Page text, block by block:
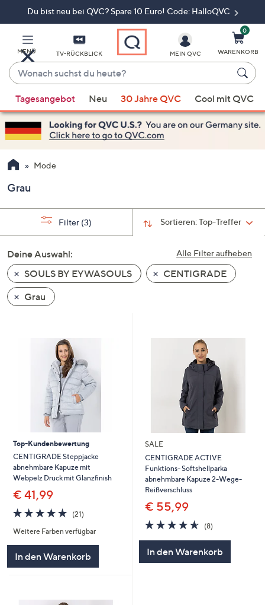
Du bist neu bei QVC? Spare 10 Euro! Code: HalloQVC
MENÜ TV-RÜCKBLICK
Wonach
suchst
du
heute?
Vorschläge
verfügbar
sind,
verwenden
Sie
Pfeiltasten
nach
und
nach
unten
oder
wischen
Sie
anzuzeigen.
MEIN QVC
0
WARENKORB
Tagesangebot Neu 30 Jahre QVC Cool mit QVC
Mode
Grau
Sortieren:Top-Treffer
Filter (3)
Alle Filter aufheben
Deine Auswahl:
SOULS BY EYWASOULS
CENTIGRADE
Grau
Top-Kundenbewertung
CENTIGRADE Steppjacke
abnehmbare Kapuze mit
Webpelz Druck mit Glanzfinish
€ 41,99
4.9
von
5
(21)21
Weitere Farben verfügbar
In den Warenkorb
SALE
CENTIGRADE ACTIVE
Funktions- Softshellparka
abnehmbare Kapuze 2-Wege-
Reißverschluss
€ 55,99
4.6
von
(8)8
In den Warenkorb